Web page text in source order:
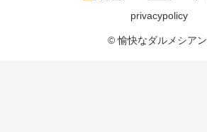
privacypolicy
© 愉快なダルメシアン.